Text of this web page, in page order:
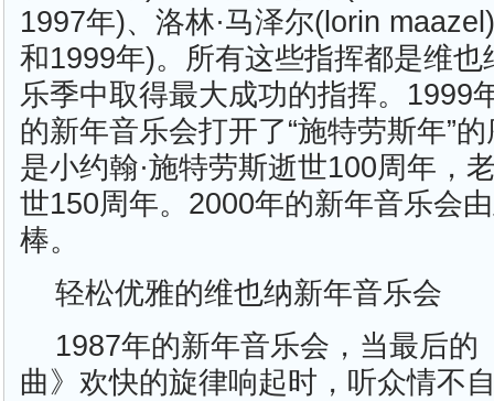
1997年)、洛林·马泽尔(lorin
和1999年)。所有这些指挥都是维
乐季中取得最大成功的指挥。1999
的新年音乐会打开了“施特劳斯年”
是小约翰·施特劳斯逝世100周年，
世150周年。2000年的新年音乐会
棒。
轻松优雅的维也纳新年音乐会
1987年的新年音乐会，当最后的
曲》欢快的旋律响起时，听众情不